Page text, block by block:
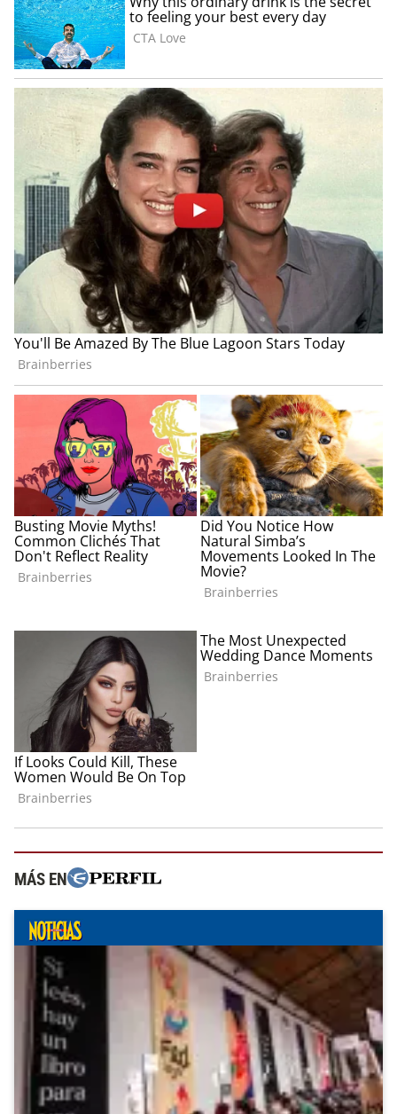
MÁS EN